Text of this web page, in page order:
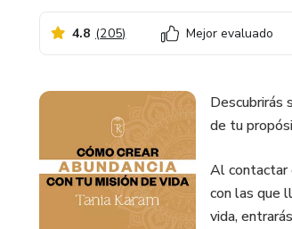
4.8 (205) Mejor evaluado
Descubrirás
de tu
Al contactar
con las que
vida,